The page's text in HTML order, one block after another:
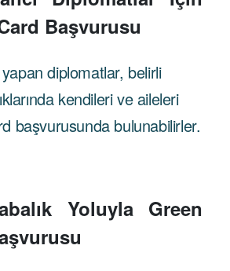
Başvurusu
diplomatlar, belirli
kendileri ve aileleri
başvurusunda bulunabilirler.
Yoluyla Green